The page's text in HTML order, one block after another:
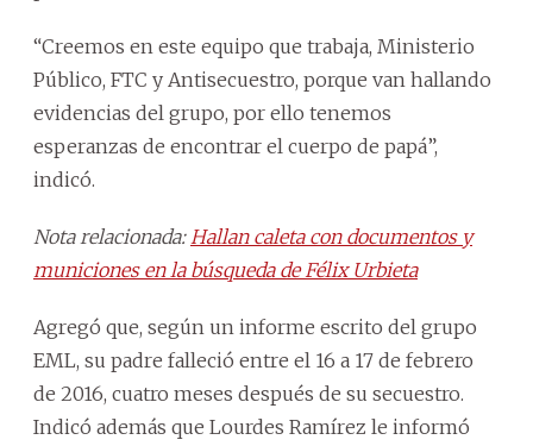
“Creemos en este equipo que trabaja, Ministerio
Público, FTC y Antisecuestro, porque van hallando
evidencias del grupo, por ello tenemos
esperanzas de encontrar el cuerpo de papá”,
indicó.
Nota relacionada: Hallan caleta con documentos y
municiones en la búsqueda de Félix Urbieta
Agregó que, según un informe escrito del grupo
EML, su padre falleció entre el 16 a 17 de febrero
de 2016, cuatro meses después de su secuestro.
Indicó además que Lourdes Ramírez le informó